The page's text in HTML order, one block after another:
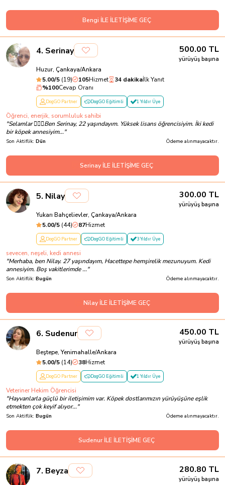
Bengi İLE İLETİŞİME GEÇ
4. Serinay 500.00 TL
yürüyüş başına
Huzur, Çankaya/Ankara
5.00/5 (19) 105Hizmet 34 dakikaİlk Yanıt
%100Cevap Oranı
DogGO Partner DogGO Eğitimli 1 Yıldır Üye
Öğrenci, enerjik, sorumluluk sahibi
"Selamlar 🙋🏼‍♀️Ben Serinay, 22 yaşındayım. Yüksek lisans öğrencisiyim. İki kedi
bir köpek annesiyim..."
Son Aktiflik: Dün Ödeme alınmayacaktır.
Serinay İLE İLETİŞİME GEÇ
5. Nilay 300.00 TL
yürüyüş başına
Yukarı Bahçelievler, Çankaya/Ankara
5.00/5 (44) 87Hizmet
DogGO Partner DogGO Eğitimli 3 Yıldır Üye
sevecen, neşeli, kedi annesi
"Merhaba, ben Nilay. 27 yaşındayım, Hacettepe hemşirelik mezunuyum. Kedi
annesiyim. Boş vakitlerimde ..."
Son Aktiflik: Bugün Ödeme alınmayacaktır.
Nilay İLE İLETİŞİME GEÇ
6. Sudenur 450.00 TL
yürüyüş başına
Beştepe, Yenimahalle/Ankara
5.00/5 (14) 38Hizmet
DogGO Partner DogGO Eğitimli 1 Yıldır Üye
Veteriner Hekim Öğrencisi
"Hayvanlarla güçlü bir iletişimim var. Köpek dostlarımızın yürüyüşüne eşlik
etmekten çok keyif alıyor..."
Son Aktiflik: Bugün Ödeme alınmayacaktır.
Sudenur İLE İLETİŞİME GEÇ
7. Beyza 280.80 TL
yürüyüş başına